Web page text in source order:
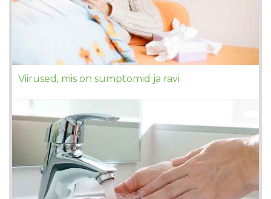
Viirused, mis on sümptomid ja ravi